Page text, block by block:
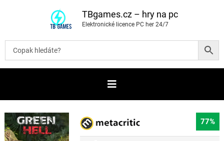
t
b
TBgames.cz – hry na pc
Elektronické licence PC her 24/7
77%